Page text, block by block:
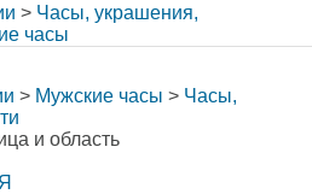
> Часы, украшения,
часы
> Мужские часы > Часы,
и область